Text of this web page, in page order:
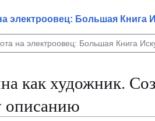
электроовец: Большая Книга
как художник.
описанию